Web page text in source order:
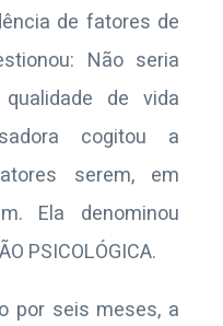
de fatores de
Não seria
de vida
cogitou a
serem, em
Ela denominou
PSICOLÓGICA.
por seis meses, a